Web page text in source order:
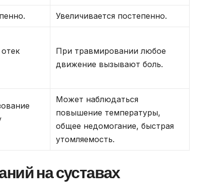
Увеличивается постепенно.
При травмировании любое
движение вызывают боль.
Может наблюдаться
повышение температуры,
общее недомогание, быстрая
утомляемость.
на суставах